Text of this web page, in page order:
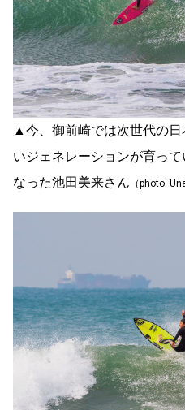
▲今、御前崎では次世代の
いジェネレーションが育っ
なった池田美来さん （photo: